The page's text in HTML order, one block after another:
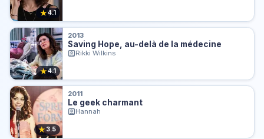
★4.1
★4.1
2013
Saving Hope, au-delà de la médecine
Rikki Wilkins
★ 3.5
2011
Le geek charmant
Hannah